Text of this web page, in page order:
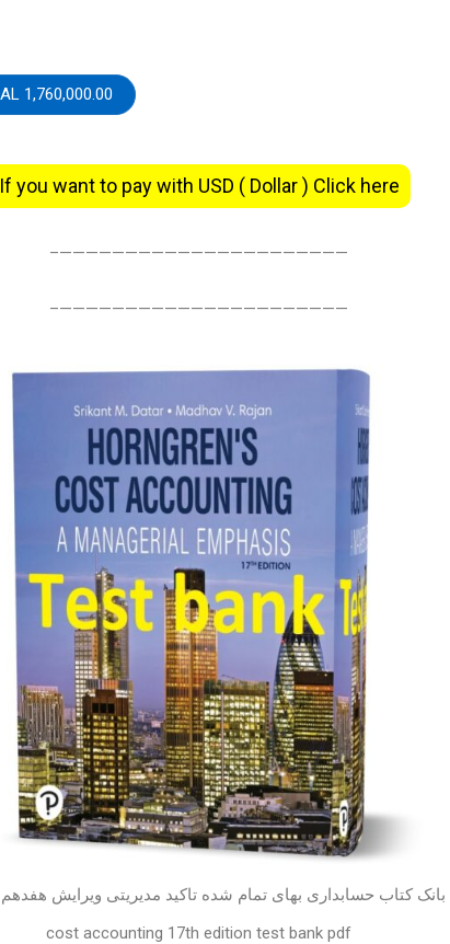
1,760,000.00 RIAL – خرید
If you want to pay with USD ( Dollar ) Click here
——————————————————————–
——————————————————————–
کتاب حسابداری بهای تمام شده تاکید مدیریتی ویرایش هفدهم
cost accounting 17th edition test bank pdf